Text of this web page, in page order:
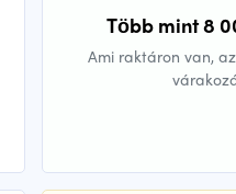
Több mint 8
Ami raktáron van,